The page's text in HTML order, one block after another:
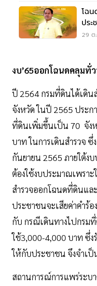
โฉ
ประ
29 ต
งบ’65ออกโฉนดคลุมทั่
ปี 2564 กรมที่ดินได้เดิน
จังหวัด ในปี 2565 ประก
ที่ดินเพิ่มขึ้นเป็น 70 จัง
บาท ในการเดินสำรวจ
กันยายน 2565 ภายใต้ง
ต้องใช้งบประมาณเพรา
สำรวจออกโฉนดที่ดินแ
ประชาชนจะเสียค่าคำร้อ
กับ กรณีเดินทางไปกรม
ใช้3,000-4,000 บาท ซึ่ง
ให้กับประชาชน จึงจำเ
สถานการณ์การแพร่ระบ